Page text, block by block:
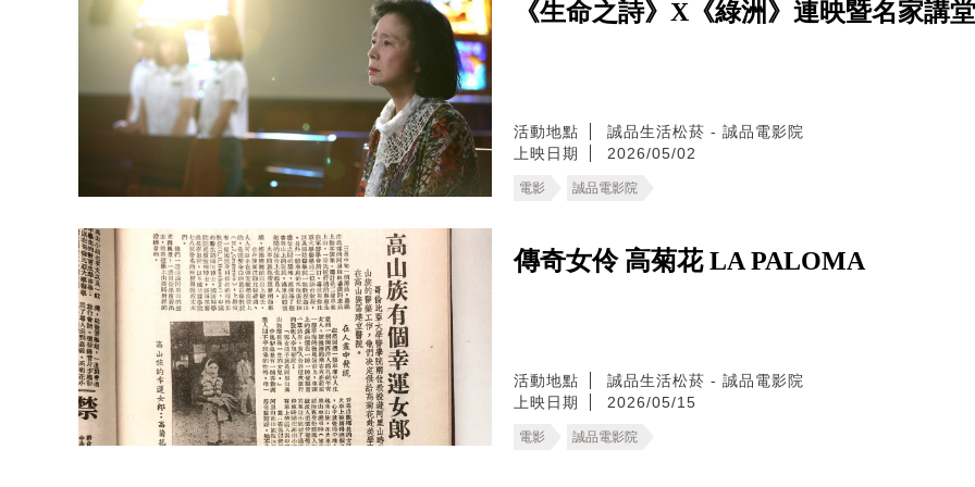
《生命之詩》X《綠洲》連映暨名家講
活動地點
誠品生活松菸 - 誠品電影院
上映日期
2026/05/02
電影 誠品電影院
傳奇女伶 高菊花 LA PALOMA
活動地點
誠品生活松菸 - 誠品電影院
上映日期
2026/05/15
電影 誠品電影院